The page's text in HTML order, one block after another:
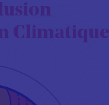
Climatique